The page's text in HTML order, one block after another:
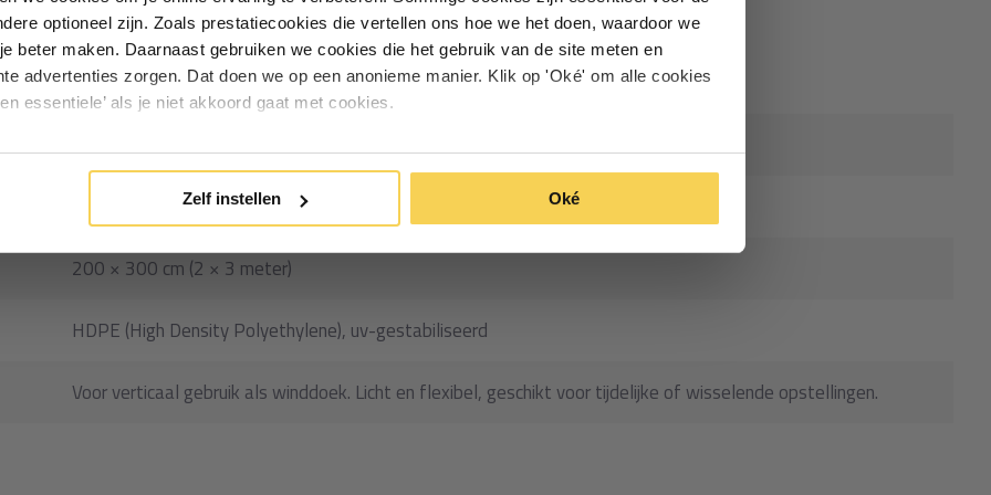
optioneel zijn. Zoals prestatiecookies die vertellen ons hoe we het doen, waardoor we
beter maken. Daarnaast gebruiken we cookies die het gebruik van de site meten en
advertenties zorgen. Dat doen we op een anonieme manier. Klik op 'Oké' om alle cookies
essentiele’ als je niet akkoord gaat met cookies.
Zelf instellen Oké
belangrijker zijn dan
windbelasting is PVC de
Winddoek HDPE fijnmazig
200 × 300 cm (2 × 3 meter)
HDPE (High Density Polyethylene), uv-gestabiliseerd
Voor verticaal gebruik als winddoek. Licht en flexibel, geschikt voor tijdelijke of wisselende opstellingen.
Particulier Zakelijk
Inschrijven